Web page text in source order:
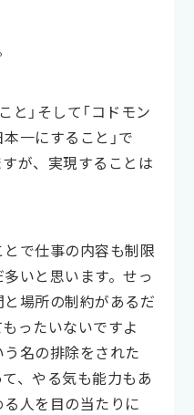
と」そして「コドモン
一にすること」で
が、実現することは
で仕事の内容も制限
いと思います。せっ
場所の制約があるだ
ったいないですよ
名の排除をされた
、やる気も能力もあ
人を目の当たりに